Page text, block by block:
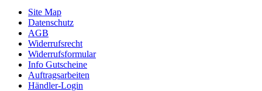
Site Map
Datenschutz
AGB
Widerrufsrecht
Widerrufsformular
Info Gutscheine
Auftragsarbeiten
Händler-Login